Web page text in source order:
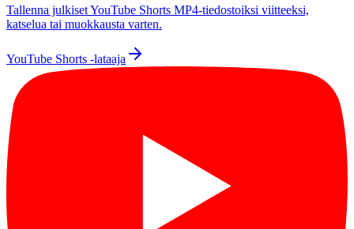
Tallenna julkiset YouTube Shorts MP4-tiedostoiksi viitteeksi,
katselua tai muokkausta varten.
YouTube Shorts -lataaja